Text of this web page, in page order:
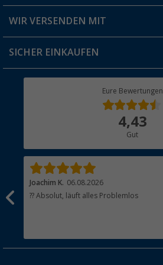
Jobs & Karriere
Versandinformationen
Rücksendung
WIR VERSENDEN MIT
SICHER EINKAUFEN
Eure Bewertungen
4,43
Gut
Joachim K. 06.08.2026
?? Absolut, läuft alles Problemlos